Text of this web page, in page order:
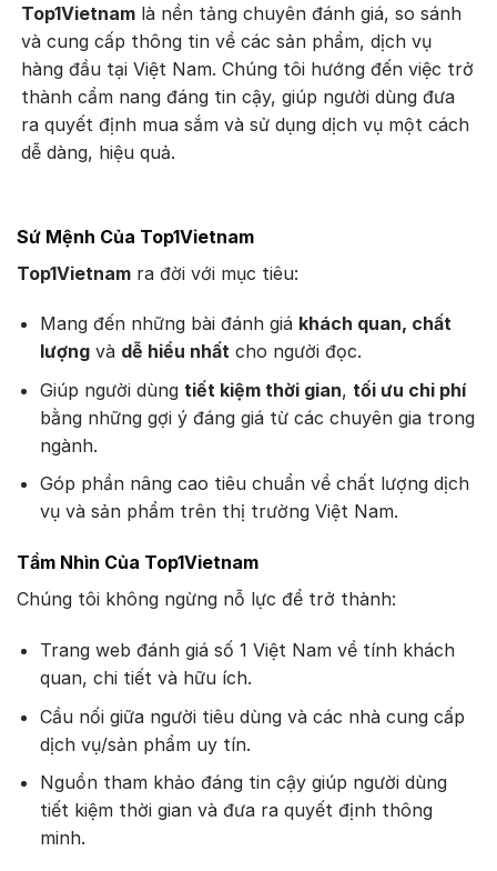
Top1Vietnam là nền tảng chuyên đánh giá, so sánh
và cung cấp thông tin về các sản phẩm, dịch vụ
hàng đầu tại Việt Nam. Chúng tôi hướng đến việc trở
thành cẩm nang đáng tin cậy, giúp người dùng đưa
ra quyết định mua sắm và sử dụng dịch vụ một cách
dễ dàng, hiệu quả.
Sứ Mệnh Của Top1Vietnam
Top1Vietnam ra đời với mục tiêu:
Mang đến những bài đánh giá khách quan, chất
lượngvà dễ hiểu nhấtcho người đọc.
Giúp người dùng tiết kiệm thời gian, tối ưu chi phí
bằng những gợi ý đáng giá từ các chuyên gia trong
ngành.
Góp phần nâng cao tiêu chuẩn về chất lượng dịch
vụ và sản phẩm trên thị trường Việt Nam.
Tầm Nhìn Của Top1Vietnam
Chúng tôi không ngừng nỗ lực để trở thành:
Trang web đánh giá số 1 Việt Nam về tính khách
quan, chi tiết và hữu ích.
Cầu nối giữa người tiêu dùng và các nhà cung cấp
dịch vụ/sản phẩm uy tín.
Nguồn tham khảo đáng tin cậy giúp người dùng
tiết kiệm thời gian và đưa ra quyết định thông
minh.